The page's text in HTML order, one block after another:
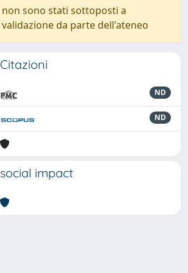
non sono stati sottoposti a
validazione da parte dell'ateneo
Citazioni
ND
ND
social impact